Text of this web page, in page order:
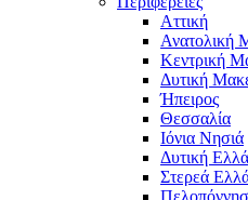
Αττική
Ανατολική
Κεντρική
Δυτική
Ήπειρος
Θεσσαλία
Ιόνια Νησιά
Δυτική
Στερεά